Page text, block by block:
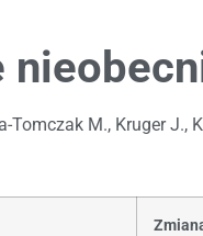
Tomczak M., Kruger J.,